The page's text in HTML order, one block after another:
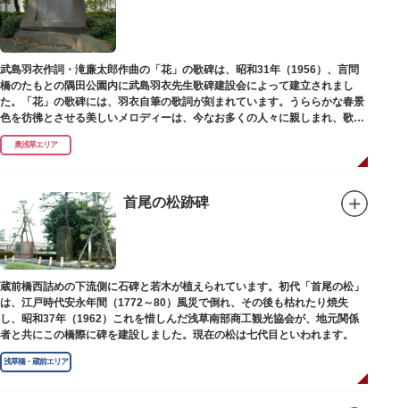
武島羽衣作詞・滝廉太郎作曲の「花」の歌碑は、昭和31年（1956）、言問
橋のたもとの隅田公園内に武島羽衣先生歌碑建設会によって建立されまし
た。「花」の歌碑には、羽衣自筆の歌詞が刻まれています。うららかな春景
色を彷彿とさせる美しいメロディーは、今なお多くの人々に親しまれ、歌い
つがれています。
奥浅草エリア
首尾の松跡碑
蔵前橋西詰めの下流側に石碑と若木が植えられています。初代「首尾の松」
は、江戸時代安永年間（1772～80）風災で倒れ、その後も枯れたり焼失
し、昭和37年（1962）これを惜しんだ浅草南部商工観光協会が、地元関係
者と共にこの橋際に碑を建設しました。現在の松は七代目といわれます。
浅草橋・蔵前エリア